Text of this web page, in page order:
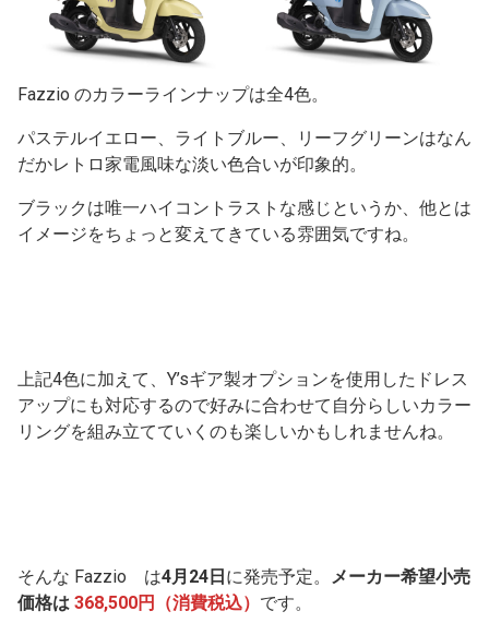
Fazzio のカラーラインナップは全4色。
パステルイエロー、ライトブルー、リーフグリーンはなん
だかレトロ家電風味な淡い色合いが印象的。
ブラックは唯一ハイコントラストな感じというか、他とは
イメージをちょっと変えてきている雰囲気ですね。
上記4色に加えて、Y’sギア製オプションを使用したドレス
アップにも対応するので好みに合わせて自分らしいカラー
リングを組み立てていくのも楽しいかもしれませんね。
そんな Fazzio は4月24日に発売予定。 メーカー希望小売
価格は 368,500円（消費税込） です。